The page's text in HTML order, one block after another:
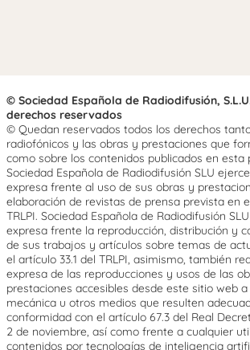
© Sociedad Española de Radiodifusión,
derechos reservados
© Quedan reservados todos los derechos
radiofónicos y las obras y prestaciones que
como sobre los contenidos publicados en esta
Sociedad Española de Radiodifusión SLU
expresa frente al uso de sus obras y
elaboración de revistas de prensa prevista en
TRLPI. Sociedad Española de Radiodifusión
expresa frente la reproducción, distribución y
de sus trabajos y artículos sobre temas de
el artículo 33.1 del TRLPI, asimismo, también
expresa de las reproducciones y usos de las
prestaciones accesibles desde este sitio web
mecánica u otros medios que resulten
conformidad con el artículo 67.3 del Real
2 de noviembre, así como frente a cualquier
contenidos por tecnologías de inteligencia